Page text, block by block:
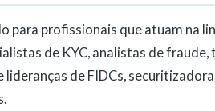
para profissionais que atuam na
de KYC, analistas de
lideranças de FIDCs,